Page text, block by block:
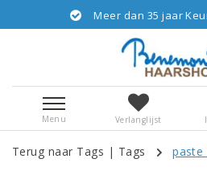
Meer dan 35 jaar
Menu Verlanglijst
Terug naar Tags | Tags